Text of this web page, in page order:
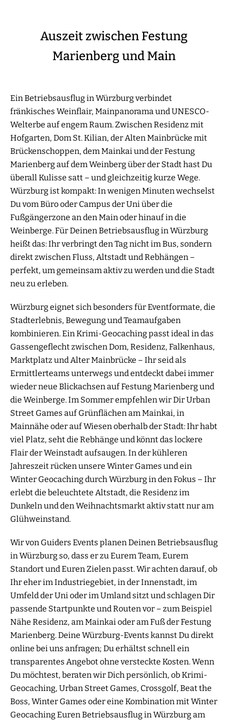
Auszeit zwischen Festung
Marienberg und Main
Ein Betriebsausflug in Würzburg verbindet
fränkisches Weinflair, Mainpanorama und UNESCO-
Welterbe auf engem Raum. Zwischen Residenz mit
Hofgarten, Dom St. Kilian, der Alten Mainbrücke mit
Brückenschoppen, dem Mainkai und der Festung
Marienberg auf dem Weinberg über der Stadt hast Du
überall Kulisse satt – und gleichzeitig kurze Wege.
Würzburg ist kompakt: In wenigen Minuten wechselst
Du vom Büro oder Campus der Uni über die
Fußgängerzone an den Main oder hinauf in die
Weinberge. Für Deinen Betriebsausflug in Würzburg
heißt das: Ihr verbringt den Tag nicht im Bus, sondern
direkt zwischen Fluss, Altstadt und Rebhängen –
perfekt, um gemeinsam aktiv zu werden und die Stadt
neu zu erleben.
Würzburg eignet sich besonders für Eventformate, die
Stadterlebnis, Bewegung und Teamaufgaben
kombinieren. Ein Krimi-Geocaching passt ideal in das
Gassengeflecht zwischen Dom, Residenz, Falkenhaus,
Marktplatz und Alter Mainbrücke – Ihr seid als
Ermittlerteams unterwegs und entdeckt dabei immer
wieder neue Blickachsen auf Festung Marienberg und
die Weinberge. Im Sommer empfehlen wir Dir Urban
Street Games auf Grünflächen am Mainkai, in
Mainnähe oder auf Wiesen oberhalb der Stadt: Ihr habt
viel Platz, seht die Rebhänge und könnt das lockere
Flair der Weinstadt aufsaugen. In der kühleren
Jahreszeit rücken unsere Winter Games und ein
Winter Geocaching durch Würzburg in den Fokus – Ihr
erlebt die beleuchtete Altstadt, die Residenz im
Dunkeln und den Weihnachtsmarkt aktiv statt nur am
Glühweinstand.
Wir von Guiders Events planen Deinen Betriebsausflug
in Würzburg so, dass er zu Eurem Team, Eurem
Standort und Euren Zielen passt. Wir achten darauf, ob
Ihr eher im Industriegebiet, in der Innenstadt, im
Umfeld der Uni oder im Umland sitzt und schlagen Dir
passende Startpunkte und Routen vor – zum Beispiel
Nähe Residenz, am Mainkai oder am Fuß der Festung
Marienberg. Deine Würzburg-Events kannst Du direkt
online bei uns anfragen; Du erhältst schnell ein
transparentes Angebot ohne versteckte Kosten. Wenn
Du möchtest, beraten wir Dich persönlich, ob Krimi-
Geocaching, Urban Street Games, Crossgolf, Beat the
Boss, Winter Games oder eine Kombination mit Winter
Geocaching Euren Betriebsausflug in Würzburg am